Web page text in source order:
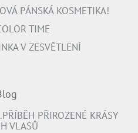
PÁNSKÁ KOSMETIKA!
TIME
V ZESVĚTLENÍ
PŘIROZENÉ KRÁSY
VLASŮ